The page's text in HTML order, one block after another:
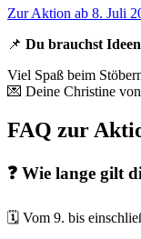
Zur Aktion ab 8. Juli
📌 Du brauchst
Viel Spaß beim
💌 Deine Christine
FAQ zur
❓ Wie lange gilt
🗓️ Vom 9. bis